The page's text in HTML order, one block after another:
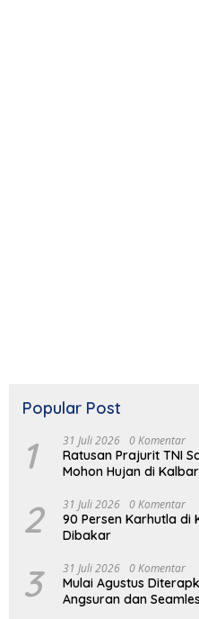
Firman’s Grup Beberkan
Potensi Hilirisasi Industri Pala
dan Kelapa ke Wakil Ketua
Popular Post
1 31 Juli 2026 0 Komentar
Ratusan Prajurit TNI
Mohon Hujan di Kalbar
2 31 Juli 2026 0 Komentar
90 Persen Karhutla di
Dibakar
3 31 Juli 2026 0 Komentar
Mulai Agustus
Angsuran dan